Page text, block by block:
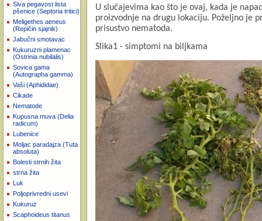
Siva pegavost lista
pšenice (Septoria tritici)
Meligethes aeneus
(Repičin sjajnik)
Jabučni smotavac
Kukuruzni plamenac
(Ostrinia nubilalis)
Sovica gama
(Autographa gamma)
Vaši (Aphididae)
Cikade
Nematode
Kupusna muva (Delia
radicum)
Lubenice
Moljac paradajza (Tuta
absoluta)
Bolesti strnih žita
strna žita
Luk
Poljoprivredni usevi
Kukuruz
Scaphoideus titanus
U slučajevima kao što je ovaj, kada je
proizvodnje na drugu lokaciju. Poželjno je
prisustvo nematoda.
Slika1 - simptomi na biljkama